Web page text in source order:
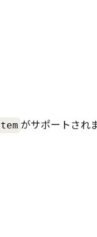
がサポートされ